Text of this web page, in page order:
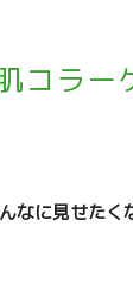
コラ
なに見せたく